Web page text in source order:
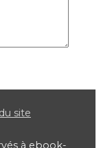
site
à ebook-